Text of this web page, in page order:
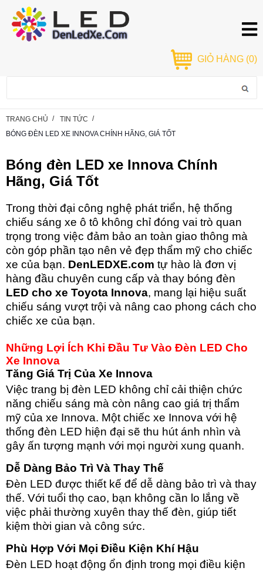
GIỎ HÀNG (0)
TRANG CHỦ
TIN TỨC
BÓNG ĐÈN LED XE INNOVA CHÍNH HÃNG, GIÁ TỐT
Bóng đèn LED xe Innova Chính
Hãng, Giá Tốt
Trong thời đại công nghệ phát triển, hệ thống
chiếu sáng xe ô tô không chỉ đóng vai trò quan
trọng trong việc đảm bảo an toàn giao thông mà
còn góp phần tạo nên vẻ đẹp thẩm mỹ cho chiếc
xe của bạn. DenLEDXE.com tự hào là đơn vị
hàng đầu chuyên cung cấp và thay bóng đèn
LED cho xe Toyota Innova, mang lại hiệu suất
chiếu sáng vượt trội và nâng cao phong cách cho
chiếc xe của bạn.
Những Lợi Ích Khi Đầu Tư Vào Đèn LED Cho
Xe Innova
Tăng Giá Trị Của Xe Innova
Việc trang bị đèn LED không chỉ cải thiện chức
năng chiếu sáng mà còn nâng cao giá trị thẩm
mỹ của xe Innova. Một chiếc xe Innova với hệ
thống đèn LED hiện đại sẽ thu hút ánh nhìn và
gây ấn tượng mạnh với mọi người xung quanh.
Dễ Dàng Bảo Trì Và Thay Thế
Đèn LED được thiết kế để dễ dàng bảo trì và thay
thế. Với tuổi thọ cao, bạn không cần lo lắng về
việc phải thường xuyên thay thế đèn, giúp tiết
kiệm thời gian và công sức.
Phù Hợp Với Mọi Điều Kiện Khí Hậu
Đèn LED hoạt động ổn định trong mọi điều kiện